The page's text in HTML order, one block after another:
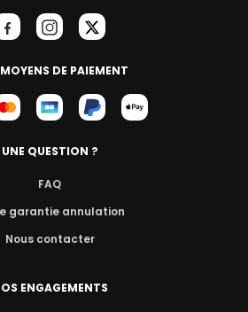
DE PAIEMENT
UNE QUESTION ?
FAQ
garantie annulation
Nous contacter
ENGAGEMENTS